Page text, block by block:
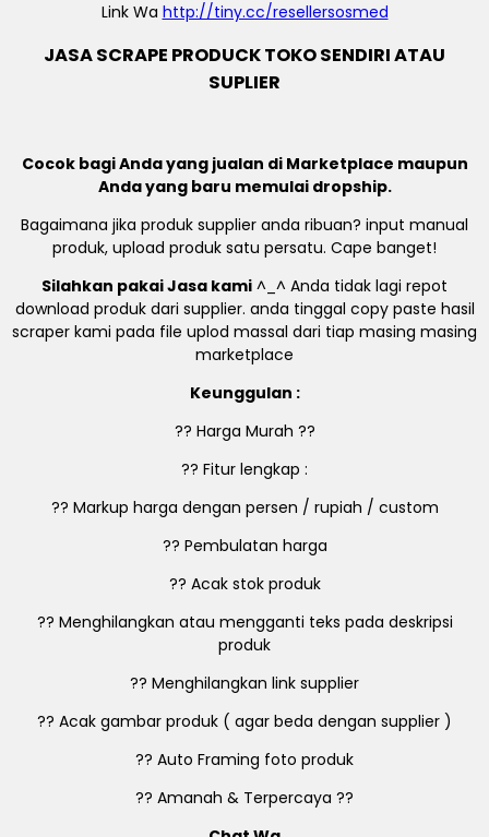
Link Wa http://tiny.cc/resellersosmed
JASA SCRAPE PRODUCK TOKO SENDIRI ATAU
SUPLIER
Cocok bagi Anda yang jualan di Marketplace maupun
Anda yang baru memulai dropship.
Bagaimana jika produk supplier anda ribuan? input manual
produk, upload produk satu persatu. Cape banget!
Silahkan pakai Jasa kami ^_^ Anda tidak lagi repot
download produk dari supplier. anda tinggal copy paste hasil
scraper kami pada file uplod massal dari tiap masing masing
marketplace
Keunggulan :
?? Harga Murah ??
?? Fitur lengkap :
?? Markup harga dengan persen / rupiah / custom
?? Pembulatan harga
?? Acak stok produk
?? Menghilangkan atau mengganti teks pada deskripsi
produk
?? Menghilangkan link supplier
?? Acak gambar produk ( agar beda dengan supplier )
?? Auto Framing foto produk
?? Amanah & Terpercaya ??